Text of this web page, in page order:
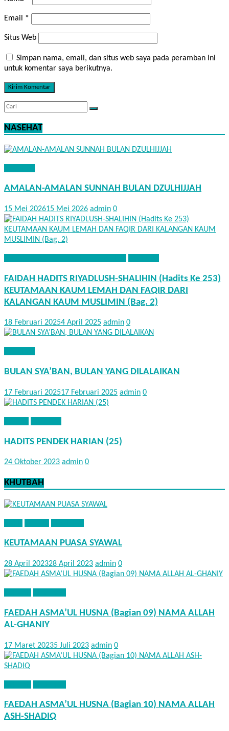
Email *
Situs Web
Simpan nama, email, dan situs web saya pada peramban ini
untuk komentar saya berikutnya.
NASEHAT
AMALAN-AMALAN SUNNAH BULAN DZULHIJJAH
15 Mei 202615 Mei 2026 admin 0
FAIDAH HADITS RIYADLUSH-SHALIHIN (Hadits Ke 253)
KEUTAMAAN KAUM LEMAH DAN FAQIR DARI
KALANGAN KAUM MUSLIMIN (Bag. 2)
18 Februari 20254 April 2025 admin 0
BULAN SYA’BAN, BULAN YANG DILALAIKAN
17 Februari 202517 Februari 2025 admin 0
HADITS PENDEK HARIAN (25)
24 Oktober 2023 admin 0
KHUTBAH
KEUTAMAAN PUASA SYAWAL
28 April 202328 April 2023 admin 0
FAEDAH ASMA’UL HUSNA (Bagian 09) NAMA ALLAH
AL-GHANIY
17 Maret 20235 Juli 2023 admin 0
FAEDAH ASMA’UL HUSNA (Bagian 10) NAMA ALLAH
ASH-SHADIQ